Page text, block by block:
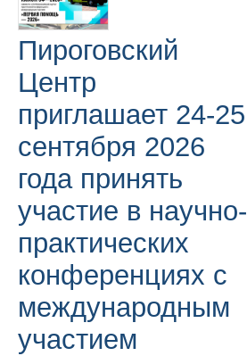
Пироговский
Центр
приглашает 24-25
сентября 2026
года принять
участие в научно-
практических
конференциях с
международным
участием